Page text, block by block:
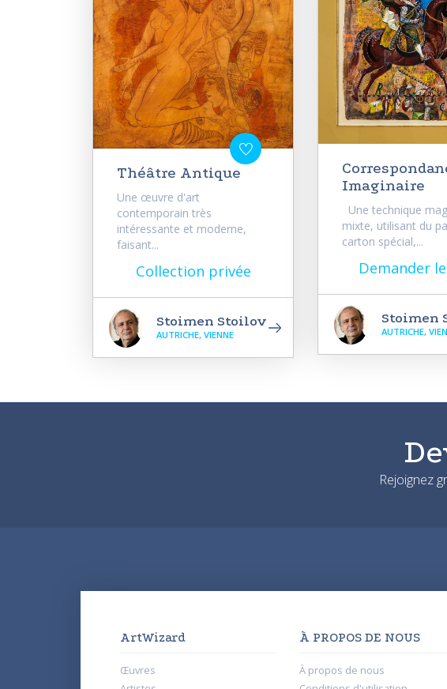
Théâtre Antique
Une œuvre d'art
contemporain très
intéressante et moderne,
faisant...
Collection privée
Stoimen Stoilov
AUTRICHE, VIENNE
Imaginaire
Une technique
mixte, utilisant du
carton spécial,...
Demander
Stoimen
AUTRICHE,
Rejoignez
ArtWizard
Œuvres
À PROPOS DE NOUS
À propos de nous